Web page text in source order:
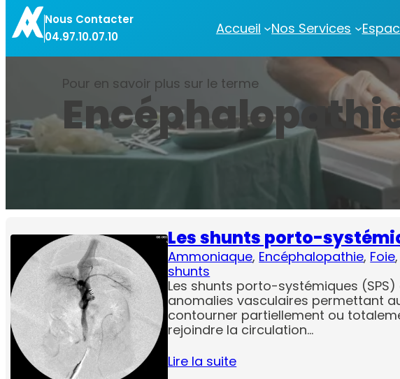
Aller
au
contenu
Nous Contacter
04.97.10.07.10
Accueil Nos Services
Pour en savoir plus sur le terme
Les shunts porto-
Ammoniaque, Encéphalopathie, Foie,
shunts
Les shunts porto-systémiques
anomalies vasculaires permettant
contourner partiellement ou
rejoindre la circulation…
Lire la suite